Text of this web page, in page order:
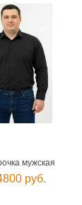
мужская
руб.